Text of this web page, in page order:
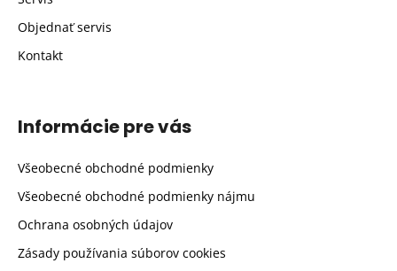
Objednať servis
Kontakt
Informácie pre vás
Všeobecné obchodné podmienky
Všeobecné obchodné podmienky nájmu
Ochrana osobných údajov
Zásady používania súborov cookies